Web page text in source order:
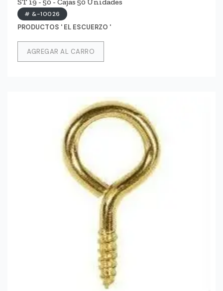
# &-10026
PRODUCTOS ' EL ESCUERZO '
AGREGAR AL CARRO